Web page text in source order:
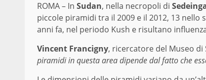
ROMA – In Sudan, nella necropoli di
piccole piramidi tra il 2009 e il 2012, 13
anni fa, nel periodo Kush e risultano
Vincent Francigny, ricercatore del Museo
piramidi in questa area dipende dal fatto che